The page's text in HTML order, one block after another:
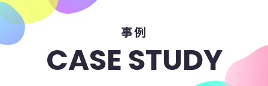
事例
CASE STUDY